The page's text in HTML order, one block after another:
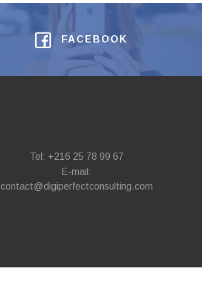
FACEBOOK
Tel: +216 25 78 99 67
E-mail:
contact@digiperfectconsulting.com